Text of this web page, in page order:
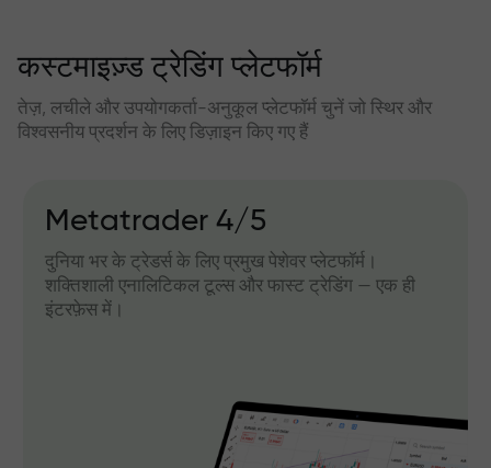
कस्टमाइज़्ड ट्रेडिंग प्लेटफॉर्म
तेज़, लचीले और उपयोगकर्ता-अनुकूल प्लेटफॉर्म चुनें जो स्थिर और
विश्वसनीय प्रदर्शन के लिए डिज़ाइन किए गए हैं
Metatrader 4/5
दुनिया भर के ट्रेडर्स के लिए प्रमुख पेशेवर प्लेटफॉर्म।
शक्तिशाली एनालिटिकल टूल्स और फास्ट ट्रेडिंग — एक ही
इंटरफ़ेस में।